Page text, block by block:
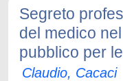
Segreto
del medico
pubblico per
Claudio, Cacaci